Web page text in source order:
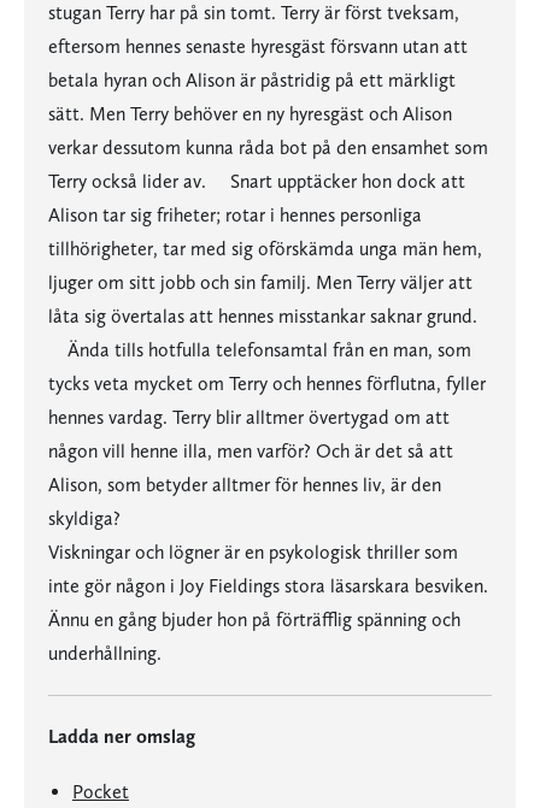
stugan Terry har på sin tomt. Terry är först tveksam,
eftersom hennes senaste hyresgäst försvann utan att
betala hyran och Alison är påstridig på ett märkligt
sätt. Men Terry behöver en ny hyresgäst och Alison
verkar dessutom kunna råda bot på den ensamhet som
Terry också lider av. Snart upptäcker hon dock att
Alison tar sig friheter; rotar i hennes personliga
tillhörigheter, tar med sig oförskämda unga män hem,
ljuger om sitt jobb och sin familj. Men Terry väljer att
låta sig övertalas att hennes misstankar saknar grund.
Ända tills hotfulla telefonsamtal från en man, som
tycks veta mycket om Terry och hennes förflutna, fyller
hennes vardag. Terry blir alltmer övertygad om att
någon vill henne illa, men varför? Och är det så att
Alison, som betyder alltmer för hennes liv, är den
skyldiga?
Viskningar och lögner är en psykologisk thriller som
inte gör någon i Joy Fieldings stora läsarskara besviken.
Ännu en gång bjuder hon på förträfflig spänning och
underhållning.
Ladda ner omslag
Pocket